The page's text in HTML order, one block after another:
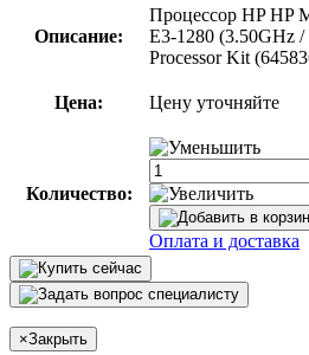
Описание:
Процессор HP HP
E3-1280 (3.50GHz
Processor Kit
Цена: Цену уточняйте
Количество:
Оплата и доставка
×Закрыть